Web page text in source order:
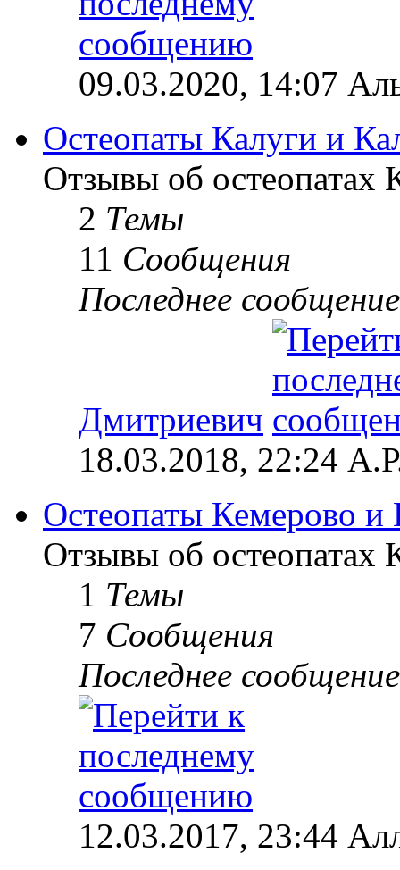
09.03.2020, 14:07
Остеопаты Калуги и
Отзывы об остеопатах
2 Темы
11 Сообщения
Последнее сообщение
Дмитриевич
18.03.2018, 22:24
Остеопаты Кемерово и
Отзывы об остеопатах
1 Темы
7 Сообщения
Последнее сообщение
12.03.2017, 23:44